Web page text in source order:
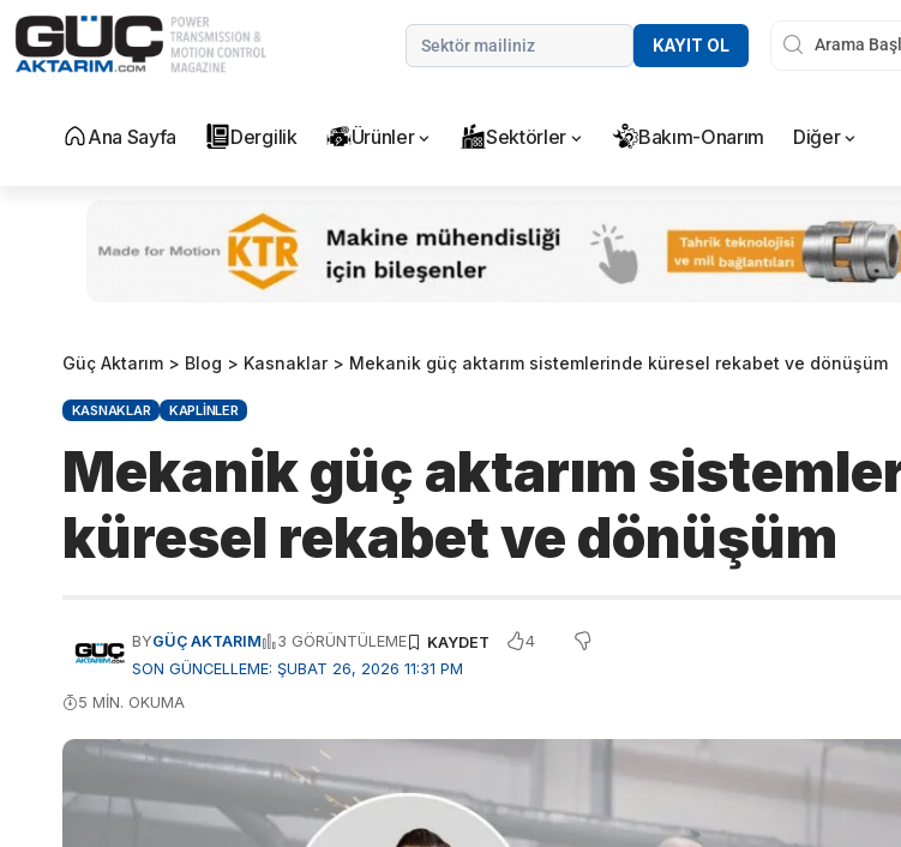
KAYIT OL
Ana Sayfa Dergilik Ürünler Sektörler Bakım-Onarım Diğer
Güç Aktarım > Blog > Kasnaklar> Mekanik güç aktarım sistemlerinde küresel rekabet ve dönüşüm
KASNAKLAR KAPLINLER
Mekanik güç aktarım
küresel rekabet ve dönüşüm
SON GÜNCELLEME: ŞUBAT 26, 2026 11:31 PM
BYGÜÇ AKTARIM 3 GÖRÜNTÜLEME 4
5 MIN. OKUMA